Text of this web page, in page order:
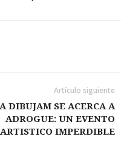
Artículo siguiente
DIBUJAM SE ACERCA A
ADROGUE: UN EVENTO
ARTISTICO IMPERDIBLE